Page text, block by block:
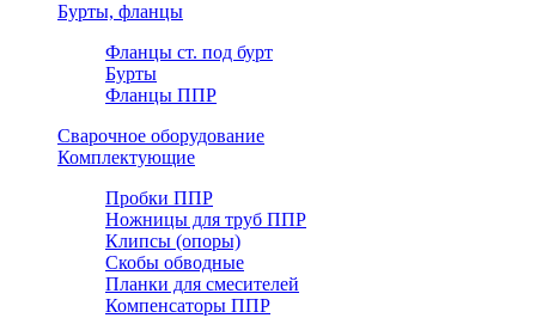
Бурты, фланцы
Фланцы ст. под бурт
Бурты
Фланцы ППР
Сварочное оборудование
Комплектующие
Пробки ППР
Ножницы для труб ППР
Клипсы (опоры)
Скобы обводные
Планки для смесителей
Компенсаторы ППР